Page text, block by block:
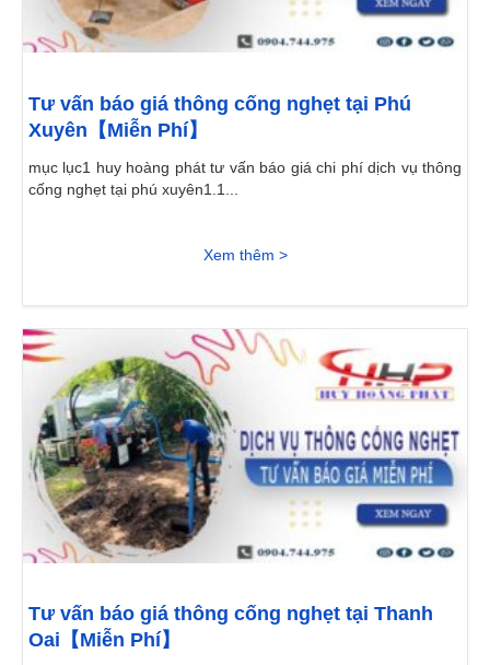
Tư vấn báo giá thông cống nghẹt tại Phú
Xuyên【Miễn Phí】
mục lục1 huy hoàng phát tư vấn báo giá chi phí dịch vụ thông
cống nghẹt tại phú xuyên1.1...
Xem thêm >
Tư vấn báo giá thông cống nghẹt tại Thanh
Oai【Miễn Phí】